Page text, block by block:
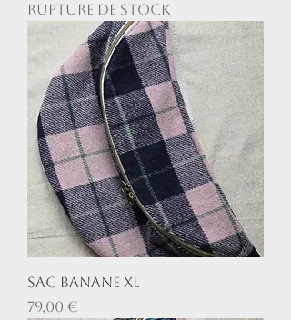
Rupture de stock
Sac Banane XL
Prix
79,00 €